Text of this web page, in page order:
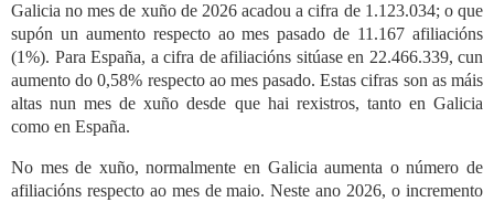
Galicia no mes de xuño de 2026 acadou a cifra de 1.123.034; o que
supón un aumento respecto ao mes pasado de 11.167 afiliacións
(1%). Para España, a cifra de afiliacións sitúase en 22.466.339, cun
aumento do 0,58% respecto ao mes pasado. Estas cifras son as máis
altas nun mes de xuño desde que hai rexistros, tanto en Galicia
como en España.
No mes de xuño, normalmente en Galicia aumenta o número de
afiliacións respecto ao mes de maio. Neste ano 2026, o incremento